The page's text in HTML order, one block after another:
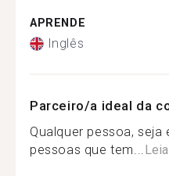
APRENDE
Inglês
Parceiro/a ideal da
Qualquer pessoa,
pessoas que tem...